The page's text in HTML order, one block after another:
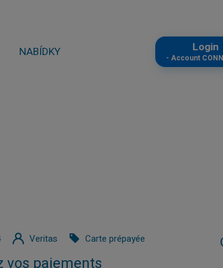
NABÍDKY Login
- Account
Veritas Carte prépayée
vos paiements